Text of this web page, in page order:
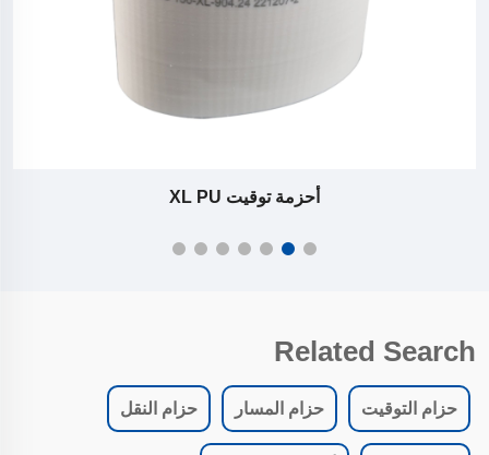
أحزمة توقيت XL PU
Related Search
حزام التوقيت حزام المسار حزام النقل